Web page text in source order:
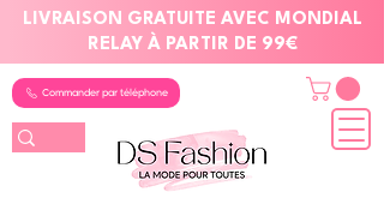
LIVRAISON GRATUITE AVEC MONDIAL
RELAY À PARTIR DE 99€
Commander par téléphone